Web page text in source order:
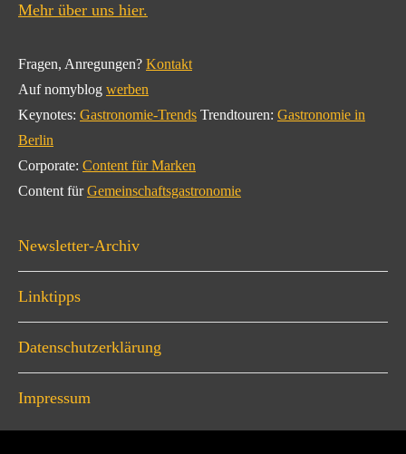
Mehr über uns hier.
Fragen, Anregungen? Kontakt
Auf nomyblog werben
Keynotes: Gastronomie-Trends Trendtouren: Gastronomie in
Berlin
Corporate: Content für Marken
Content fürGemeinschaftsgastronomie
Newsletter-Archiv
Linktipps
Datenschutzerklärung
Impressum